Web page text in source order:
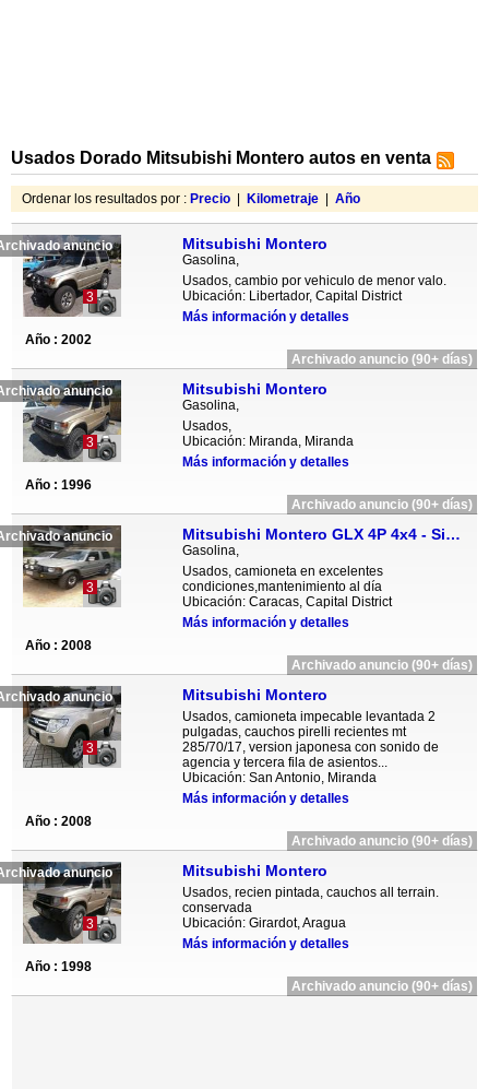
Usados Dorado Mitsubishi Montero autos en venta
Ordenar los resultados por : Precio Kilometraje Año
anuncio
3
Mitsubishi Montero
Gasolina,
Usados, cambio por vehiculo de menor valo.
Ubicación: Libertador, Capital District
Más información y detalles
Año : 2002
Archivado anuncio (90+ días)
anuncio
3
Mitsubishi Montero
Gasolina,
Usados,
Ubicación: Miranda, Miranda
Más información y detalles
Año : 1996
Archivado anuncio (90+ días)
anuncio
3
Mitsubishi Montero GLX 4P 4x4 - Sincronico
Gasolina,
Usados, camioneta en excelentes
condiciones,mantenimiento al día
Ubicación: Caracas, Capital District
Más información y detalles
Año : 2008
Archivado anuncio (90+ días)
anuncio
3
Mitsubishi Montero
Usados, camioneta impecable levantada 2
pulgadas, cauchos pirelli recientes mt
285/70/17, version japonesa con sonido de
agencia y tercera fila de asientos...
Ubicación: San Antonio, Miranda
Más información y detalles
Año : 2008
Archivado anuncio (90+ días)
anuncio
3
Mitsubishi Montero
Usados, recien pintada, cauchos all terrain.
conservada
Ubicación: Girardot, Aragua
Más información y detalles
Año : 1998
Archivado anuncio (90+ días)